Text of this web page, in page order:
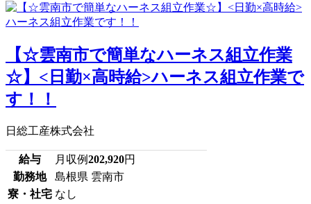
【☆雲南市で簡単なハーネス組立作業
☆】<日勤×高時給>ハーネス組立作業で
す！！
日総工産株式会社
給与 月収例202,920円
勤務地
島根県 雲南市
寮・社宅 なし